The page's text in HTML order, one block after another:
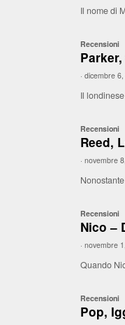
Il nome di
Recensioni
· dicembre
Il
Recensioni
Reed,
· novembre
Recensioni
Nico –
· novembre
Quando
Recensioni
Pop,